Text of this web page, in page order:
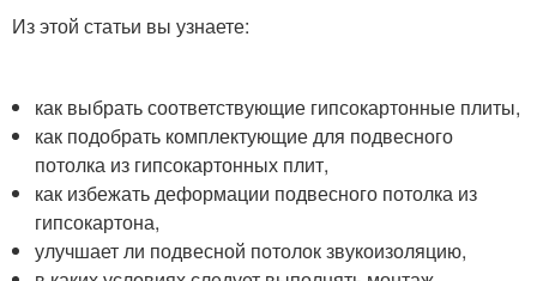
Из этой статьи вы узнаете:
как выбрать соответствующие гипсокартонные плиты,
как подобрать комплектующие для подвесного
потолка из гипсокартонных плит,
как избежать деформации подвесного потолка из
гипсокартона,
улучшает ли подвесной потолок звукоизоляцию,